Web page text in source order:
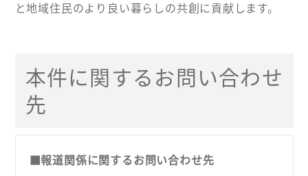
と地域住民のより良い暮らしの共創に貢献します。
本件に関するお問い合わせ
先
■報道関係に関するお問い合わせ先